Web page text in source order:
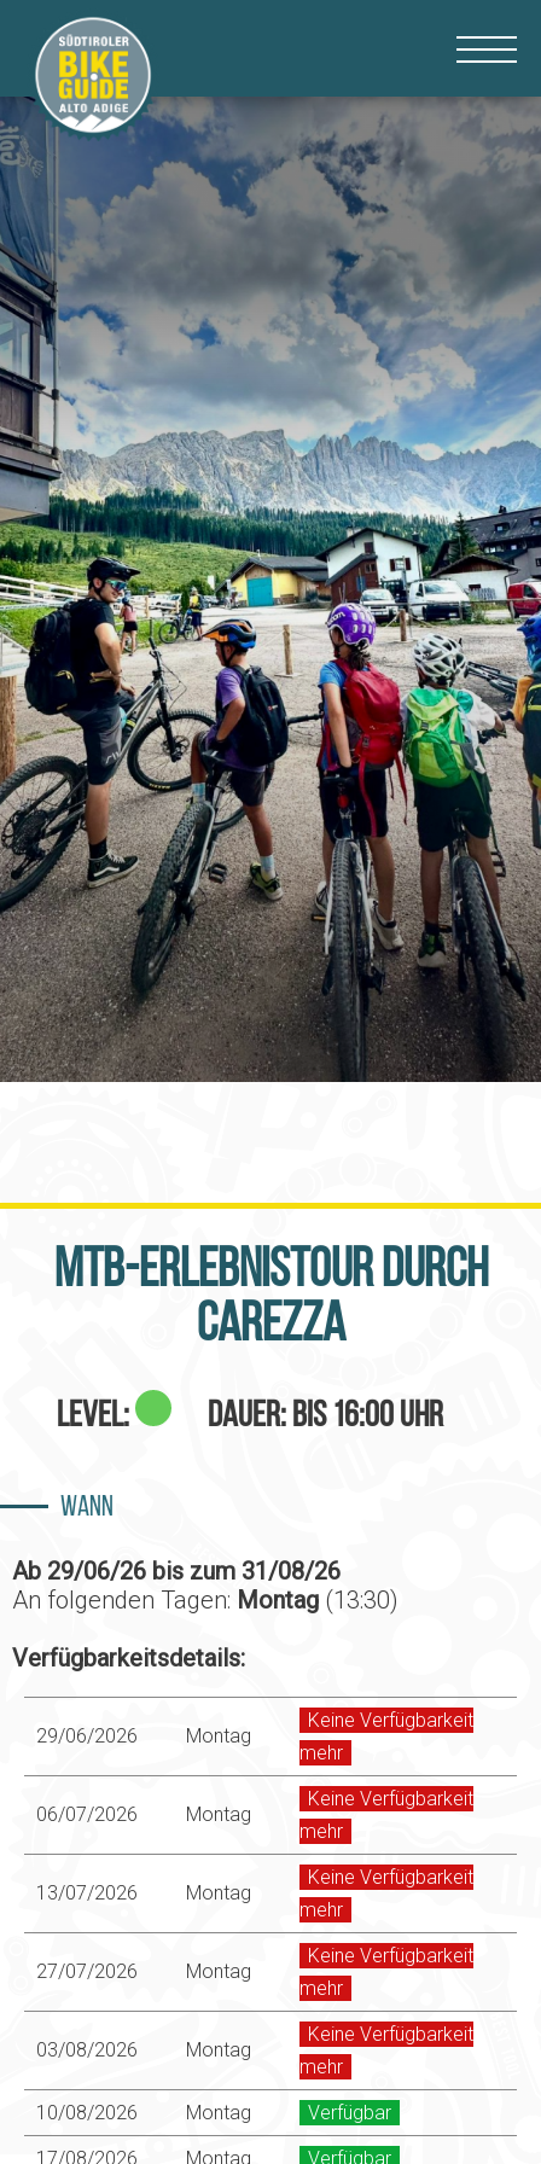
MTB-Erlebnistour durch
Carezza
Level: Dauer: bis 16:00 Uhr
Wann
Ab 29/06/26 bis zum 31/08/26
An folgenden Tagen: Montag (13:30)
Verfügbarkeitsdetails:
29/06/2026 Montag
Keine Verfügbarkeit
mehr
06/07/2026 Montag
Keine Verfügbarkeit
mehr
13/07/2026 Montag
Keine Verfügbarkeit
mehr
27/07/2026 Montag
Keine Verfügbarkeit
mehr
03/08/2026 Montag
Keine Verfügbarkeit
mehr
10/08/2026
Montag
Verfügbar
17/08/2026
Montag Verfügbar